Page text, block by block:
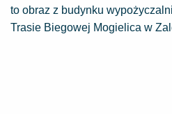
to obraz z budynku
Trasie Biegowej Mogielica w